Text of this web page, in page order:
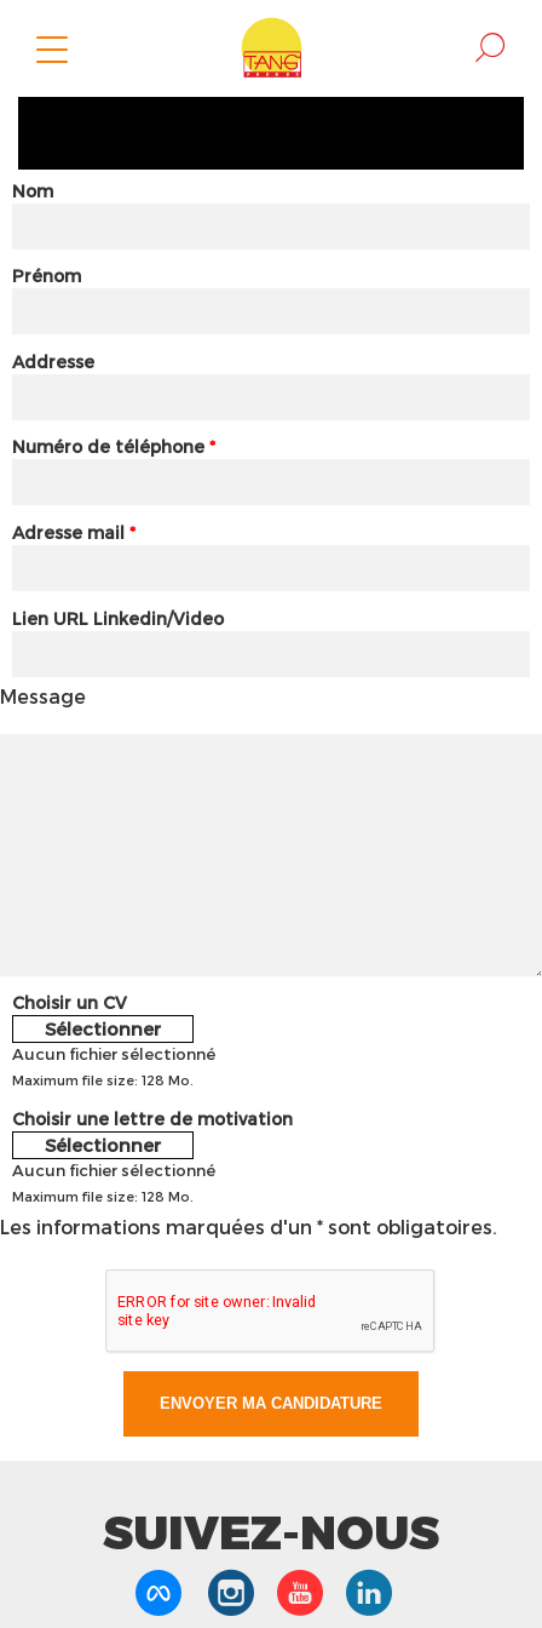
Nom
Prénom
Addresse
Numéro de téléphone *
Adresse mail *
Lien URL Linkedin/Video
Message
Choisir un CV
Sélectionner
Aucun fichier sélectionné
Maximum file size: 128 Mo.
Choisir une lettre de motivation
Sélectionner
Aucun fichier sélectionné
Maximum file size: 128 Mo.
Les informations marquées d'un * sont obligatoires.
SUIVEZ-NOUS